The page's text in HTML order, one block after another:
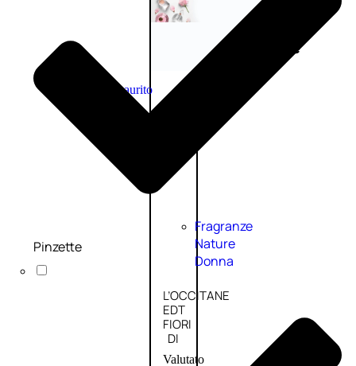
Novità
nature
Esaurito
Fragranze
Nature
Donna
L’OCCITANE
EDT
FIORI
DI
Valutato
Pinzette